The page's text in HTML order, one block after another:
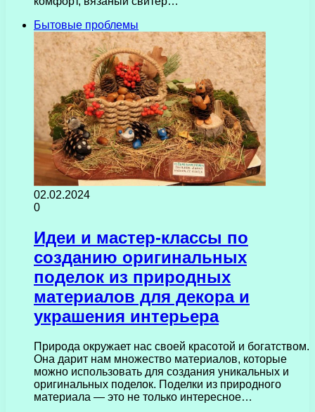
Бытовые проблемы
02.02.2024
0
Идеи и мастер-классы по
созданию оригинальных
поделок из природных
материалов для декора и
украшения интерьера
Природа окружает нас своей красотой и богатством.
Она дарит нам множество материалов, которые
можно использовать для создания уникальных и
оригинальных поделок. Поделки из природного
материала — это не только интересное…